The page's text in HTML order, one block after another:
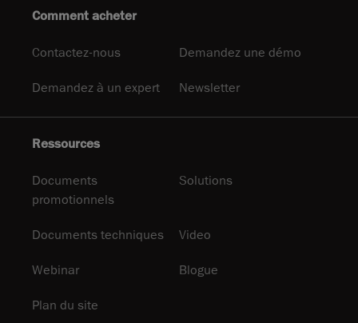
Comment acheter
Contactez-nous Demandez une démo
Demandez à un expert Newsletter
Ressources
Documents
promotionnels
Solutions
Documents techniques Video
Webinar Blogue
Plan du site